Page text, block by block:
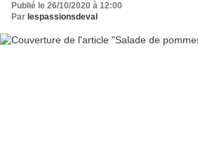
Publié le 26/10/2020 à 12:00
Par lespassionsdeval